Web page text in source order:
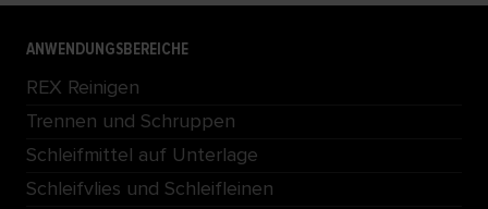
ANWENDUNGSBEREICHE
REX Reinigen
Trennen und Schruppen
Schleifmittel auf Unterlage
Schleifvlies und Schleifleinen